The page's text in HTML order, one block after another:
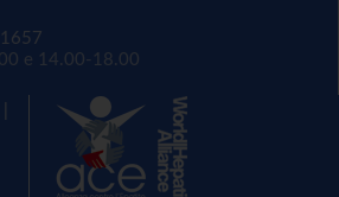
e 14.00-18.00